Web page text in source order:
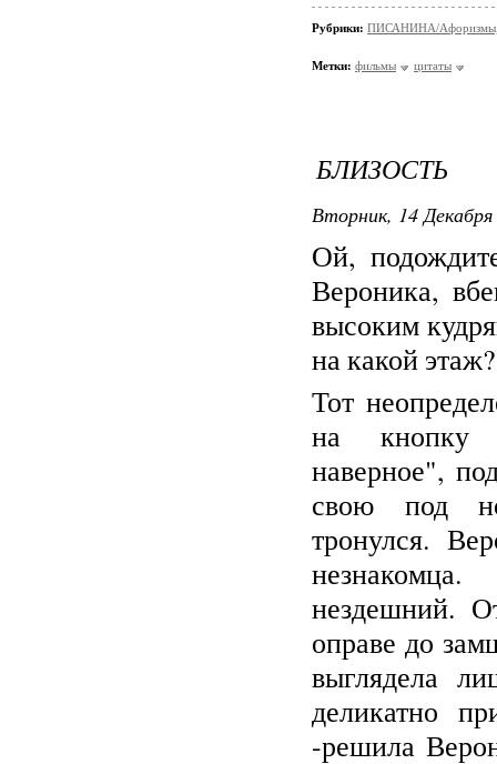
Рубрики: ПИСАНИНА/Афоризмы,
Метки: фильмы цитаты
БЛИЗОСТЬ
Вторник, 14
Ой,
Вероника,
высоким
на какой этаж?
Тот
на кнопку
наверное",
свою под
тронулся.
нездешний.
оправе до
выглядела
деликатно
-решила